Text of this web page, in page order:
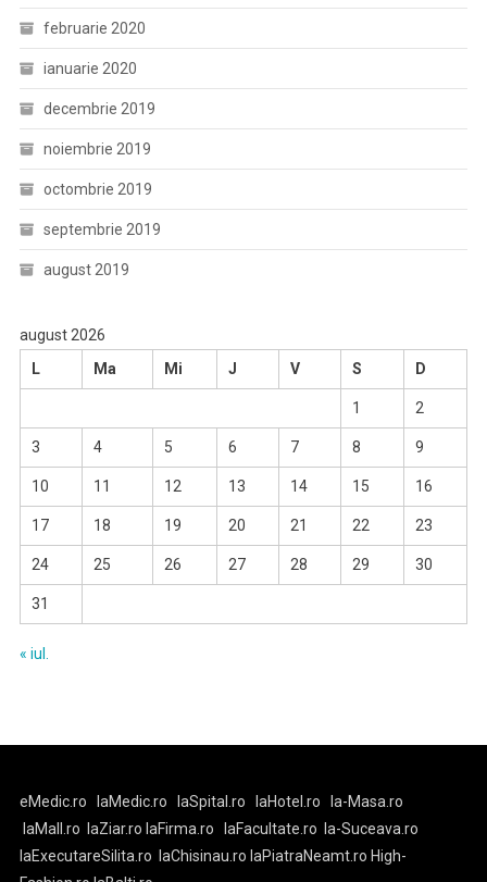
februarie 2020
ianuarie 2020
decembrie 2019
noiembrie 2019
octombrie 2019
septembrie 2019
august 2019
august 2026
L
Ma Mi J V S D
1 2
3 4 5 6 7 8 9
10 11 12 13 14 15 16
17 18 19 20 21 22 23
24 25 26 27 28 29 30
31
« iul.
eMedic.ro laMedic.ro laSpital.ro laHotel.ro
la-Masa.ro
laMall.ro
laZiar.ro laFirma.ro laFacultate.ro
la-Suceava.ro
laExecutareSilita.ro
laChisinau.ro laPiatraNeamt.ro High-